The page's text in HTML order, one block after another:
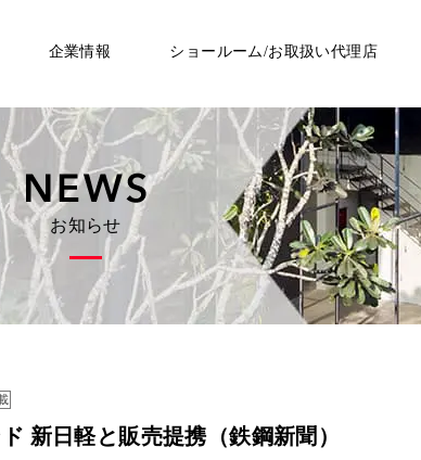
企業情報 ショールーム/お取扱い代理店
お知らせ
新日軽と販売提携（鉄鋼新聞）